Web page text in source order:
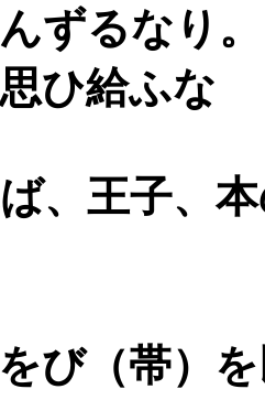
ずるなり。
ひ給ふな
、王子、
び（帯）